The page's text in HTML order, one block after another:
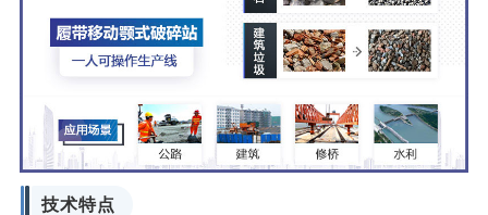
技术特点